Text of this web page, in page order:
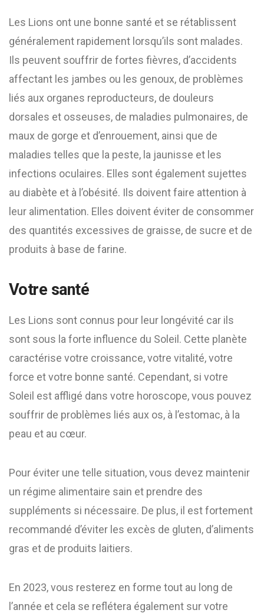
Les Lions ont une bonne santé et se rétablissent
généralement rapidement lorsqu’ils sont malades.
Ils peuvent souffrir de fortes fièvres, d’accidents
affectant les jambes ou les genoux, de problèmes
liés aux organes reproducteurs, de douleurs
dorsales et osseuses, de maladies pulmonaires, de
maux de gorge et d’enrouement, ainsi que de
maladies telles que la peste, la jaunisse et les
infections oculaires. Elles sont également sujettes
au diabète et à l’obésité. Ils doivent faire attention à
leur alimentation. Elles doivent éviter de consommer
des quantités excessives de graisse, de sucre et de
produits à base de farine.
Votre santé
Les Lions sont connus pour leur longévité car ils
sont sous la forte influence du Soleil. Cette planète
caractérise votre croissance, votre vitalité, votre
force et votre bonne santé. Cependant, si votre
Soleil est affligé dans votre horoscope, vous pouvez
souffrir de problèmes liés aux os, à l’estomac, à la
peau et au cœur.
Pour éviter une telle situation, vous devez maintenir
un régime alimentaire sain et prendre des
suppléments si nécessaire. De plus, il est fortement
recommandé d’éviter les excès de gluten, d’aliments
gras et de produits laitiers.
En 2023, vous resterez en forme tout au long de
l’année et cela se reflétera également sur votre